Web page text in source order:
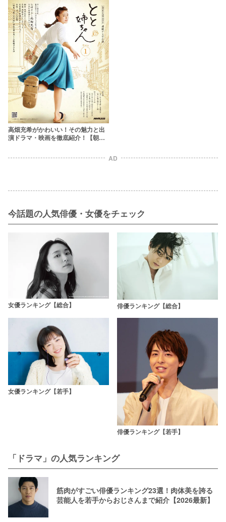
高畑充希がかわいい！その魅力と出
演ドラマ・映画を徹底紹介！【朝ド
AD
今話題の人気俳優・女優をチェック
女優ランキング【総合】 俳優ランキング【総合】
女優ランキング【若手】
俳優ランキング【若手】
「ドラマ」の人気ランキング
筋肉がすごい俳優ランキング23選！肉体美を誇る
芸能人を若手からおじさんまで紹介【2026最新】